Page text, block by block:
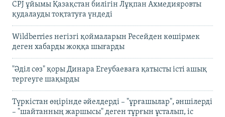
CPJ ұйымы Қазақстан билігін Лұқпан Ахмедияровты
қудалауды тоқтатуға үндеді
Wildberries негізгі қоймаларын Ресейден көшірмек
деген хабарды жоққа шығарды
"Әділ сөз" қоры Динара Егеубаеваға қатысты істі ашық
тергеуге шақырды
Түркістан өңірінде әйелдерді – "ұрғашылар", әншілерді
– "шайтанның жаршысы" деген тұрғын ұсталып, іс